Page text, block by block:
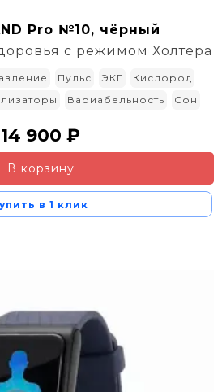
Pro №10, чёрный
с режимом Холтера
Пульс ЭКГ
Кислород
Вариабельность Сон
14 900 ₽
В корзину
в 1 клик